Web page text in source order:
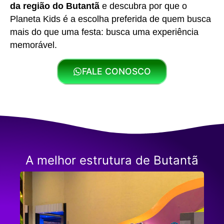
da região do Butantã e descubra por que o
Planeta Kids é a escolha preferida de quem busca
mais do que uma festa: busca uma experiência
memorável.
FALE CONOSCO
A melhor estrutura de Butantã